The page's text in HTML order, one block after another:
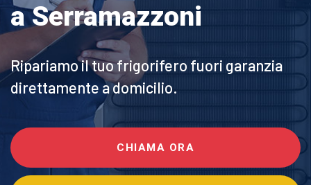
a Serramazzoni
Ripariamo il tuo frigorifero fuori garanzia
direttamente a domicilio.
CHIAMA ORA